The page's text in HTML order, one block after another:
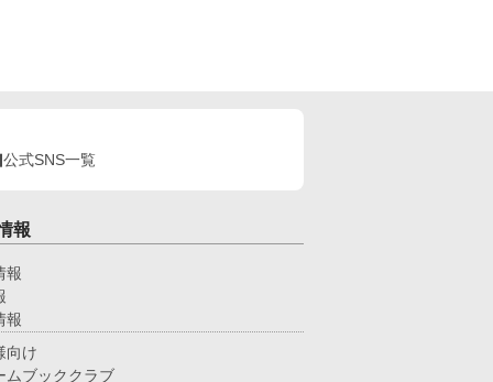
公式SNS一覧
報
報
報
向け
ムブッククラブ